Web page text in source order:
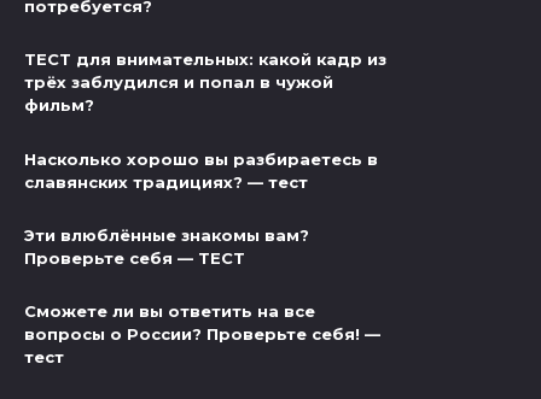
потребуется?
ТЕСТ для внимательных: какой кадр из
трёх заблудился и попал в чужой
фильм?
Насколько хорошо вы разбираетесь в
славянских традициях? — тест
Эти влюблённые знакомы вам?
Проверьте себя — ТЕСТ
Сможете ли вы ответить на все
вопросы о России? Проверьте себя! —
тест